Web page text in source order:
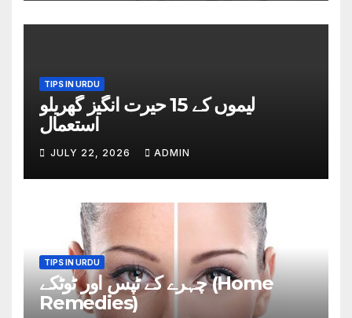
TIPS IN URDU
لیموں کے 15 حیرت انگیز گھریلو
استعمال
JULY 22, 2026 ADMIN
TIPS IN URDU
چہرے کے ٹپس اور ٹوٹکے (Home
Remedies)